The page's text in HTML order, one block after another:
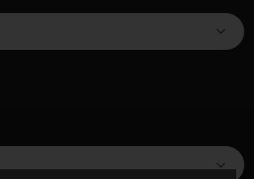
Gib den gewünschten